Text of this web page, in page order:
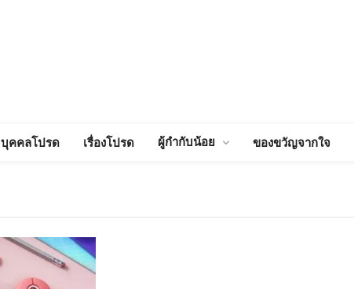
บุคคลโปรด เรื่องโปรด ผู้กำกับน้อย ของขวัญจากใจ